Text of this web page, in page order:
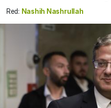
Red: Nashih Nashrullah